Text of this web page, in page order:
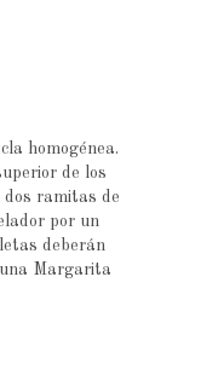
homogénea.
de los
dos ramitas de
por un
deberán
Margarita